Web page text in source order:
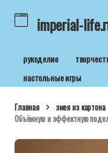
imperial-
рукоделие
настольные игры
Главная змея из картона
Объёмную и эффектную